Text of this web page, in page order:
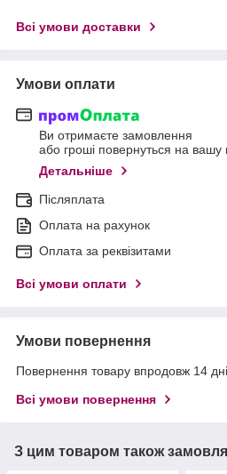
Всі умови доставки
Умови оплати
Ви отримаєте замовлення
або гроші повернуться на вашу
Детальніше
Післяплата
Оплата на рахунок
Оплата за реквізитами
Всі умови оплати
Умови повернення
Повернення товару впродовж 14
Всі умови повернення
З цим товаром також